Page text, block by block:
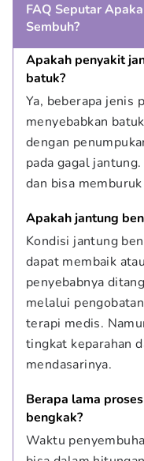
FAQ Seputar
Sembuh?
Apakah penyakit
batuk?
Ya, beberapa jenis
menyebabkan
dengan
pada gagal
dan bisa
Apakah jantung
Kondisi jantung
dapat membaik
penyebabnya
melalui
terapi medis.
tingkat keparahan
mendasarinya.
Berapa lama
bengkak?
Waktu